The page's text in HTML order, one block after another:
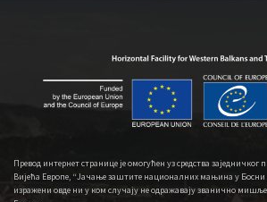
Превод интернет странице је омогућен уз средства заједничког
Вијећа Европе, “Јачање заштите националних мањина у Босни
изражени овде ни у ком случају не одражавају званично